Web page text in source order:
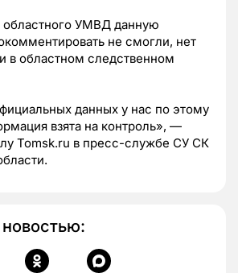
УМВД данную
не смогли, нет
в областном следственном
данных у нас по этому
взята на контроль», —
Tomsk.ru в пресс-службе СУ СК